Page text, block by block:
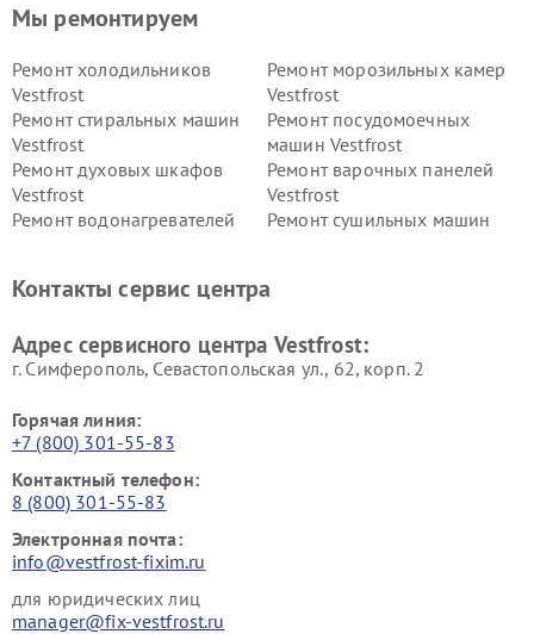
Мы ремонтируем
Ремонт холодильников
Vestfrost
Ремонт морозильных камер
Vestfrost
Ремонт стиральных машин
Vestfrost
Ремонт посудомоечных
машин Vestfrost
Ремонт духовых шкафов
Vestfrost
Ремонт варочных панелей
Vestfrost
Ремонт водонагревателей
Ремонт сушильных машин
Vestfrost
Контакты сервис центра
Адрес сервисного центра Vestfrost:
г. Симферополь, Севастопольская ул., 62, корп. 2
Горячая линия:
+7 (800) 301-55-83
Контактный телефон:
8 (800) 301-55-83
Электронная почта:
info@vestfrost-fixim.ru
для юридических лиц
manager@fix-vestfrost.ru